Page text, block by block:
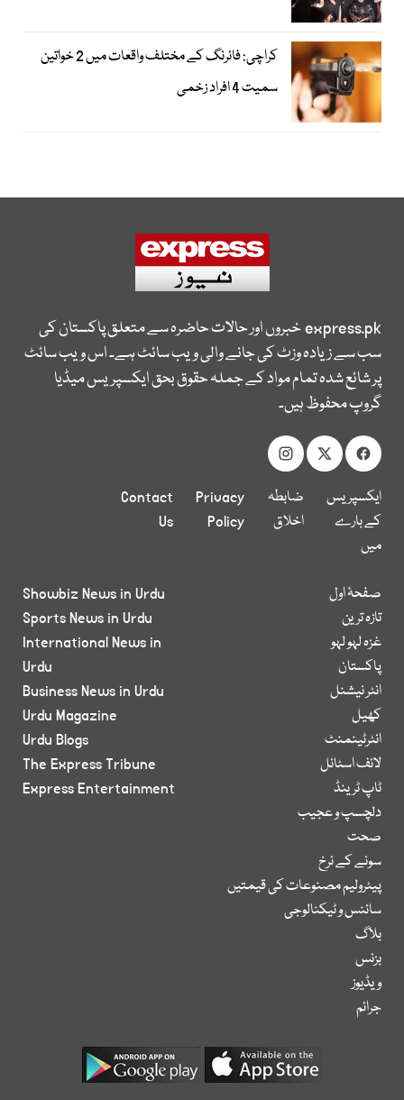
کراچی: فائرنگ کے مختلف واقعات میں 2 خواتین
سمیت 4 افراد زخمی
express.pkخبروں اور حالات حاضرہ سے متعلق پاکستان کی
سب سے زیادہ وزٹ کی جانے والی ویب سائٹ ہے۔ اس ویب سائٹ
پر شائع شدہ تمام مواد کے جملہ حقوق بحق ایکسپریس میڈیا
گروپ محفوظ ہیں۔
ایکسپریس
کے بارے
میں
ضابطہ
اخلاق
Privacy
Policy
Contact
Us
صفحۂ اول
تازہ ترین
غزہ لہو لہو
پاکستان
انٹر نیشنل
کھیل
انٹرٹینمنٹ
لائف اسٹائل
ٹاپ ٹرینڈ
دلچسپ و عجیب
صحت
سونے کے نرخ
پیٹرولیم مصنوعات کی قیمتیں
سائنس و ٹیکنالوجی
بلاگ
بزنس
ویڈیوز
جرائم
Showbiz News in Urdu
Sports News in Urdu
International News in
Urdu
Business News in Urdu
Urdu Magazine
Urdu Blogs
The Express Tribune
Express Entertainment